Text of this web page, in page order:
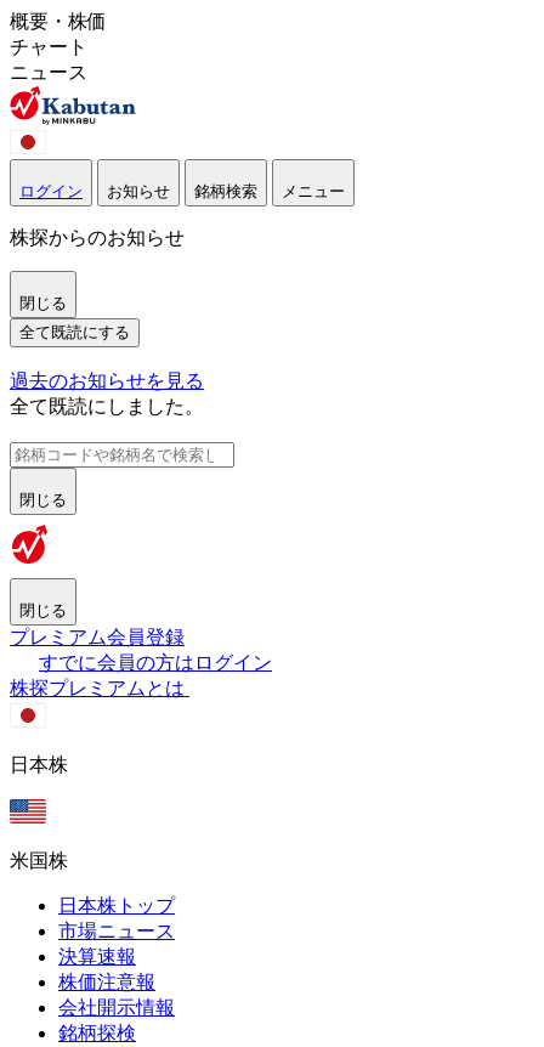
概要・株価
チャート
ニュース
ログイン お知らせ 銘柄検索 メニュー
株探からのお知らせ
閉じる
全て既読にする
過去のお知らせを見る
全て既読にしました。
閉じる
閉じる
プレミアム会員登録
すでに会員の方はログイン
株探プレミアムとは
日本株
米国株
日本株トップ
市場ニュース
決算速報
株価注意報
会社開示情報
銘柄探検